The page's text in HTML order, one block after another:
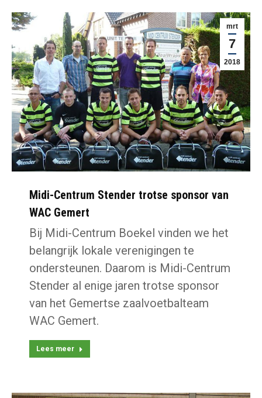
mrt
7
2018
Midi-Centrum Stender trotse sponsor van
WAC Gemert
Bij Midi-Centrum Boekel vinden we het
belangrijk lokale verenigingen te
ondersteunen. Daarom is Midi-Centrum
Stender al enige jaren trotse sponsor
van het Gemertse zaalvoetbalteam
WAC Gemert.
Lees meer